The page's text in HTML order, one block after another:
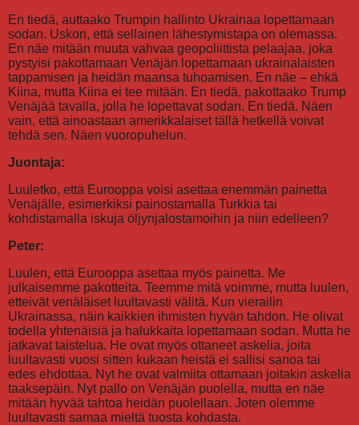
En tiedä, auttaako Trumpin hallinto Ukrainaa lopettamaan
sodan. Uskon, että sellainen lähestymistapa on olemassa.
En näe mitään muuta vahvaa geopoliittista pelaajaa, joka
pystyisi pakottamaan Venäjän lopettamaan ukrainalaisten
tappamisen ja heidän maansa tuhoamisen. En näe – ehkä
Kiina, mutta Kiina ei tee mitään. En tiedä, pakottaako Trump
Venäjää tavalla, jolla he lopettavat sodan. En tiedä. Näen
vain, että ainoastaan amerikkalaiset tällä hetkellä voivat
tehdä sen. Näen vuoropuhelun.
Juontaja:
Luuletko, että Eurooppa voisi asettaa enemmän painetta
Venäjälle, esimerkiksi painostamalla Turkkia tai
kohdistamalla iskuja öljynjalostamoihin ja niin edelleen?
Peter:
Luulen, että Eurooppa asettaa myös painetta. Me
julkaisemme pakotteita. Teemme mitä voimme, mutta luulen,
etteivät venäläiset luultavasti välitä. Kun vierailin
Ukrainassa, näin kaikkien ihmisten hyvän tahdon. He olivat
todella yhtenäisiä ja halukkaita lopettamaan sodan. Mutta he
jatkavat taistelua. He ovat myös ottaneet askelia, joita
luultavasti vuosi sitten kukaan heistä ei sallisi sanoa tai
edes ehdottaa. Nyt he ovat valmiita ottamaan joitakin askelia
taaksepäin. Nyt pallo on Venäjän puolella, mutta en näe
mitään hyvää tahtoa heidän puolellaan. Joten olemme
luultavasti samaa mieltä tuosta kohdasta.